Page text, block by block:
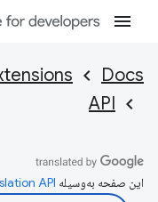
Docs
API
این صفحه به‌وسیله